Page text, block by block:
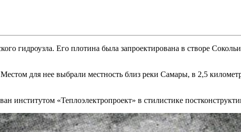
гидроузла. Его плотина была запроектирована в створе
для нее выбрали местность близ реки Самары, в 2,5
институтом «Теплоэлектропроект» в стилистике